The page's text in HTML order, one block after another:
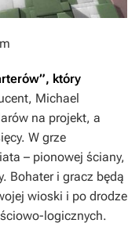
który
Michael
na projekt, a
W grze
– pionowej ściany,
Bohater i gracz będą
wioski i po drodze
logicznych.